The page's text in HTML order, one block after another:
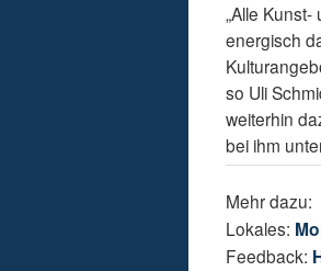
„Alle
energisch
so Uli
weiterhin
bei ihm
Mehr
Lokales:
Feedback: